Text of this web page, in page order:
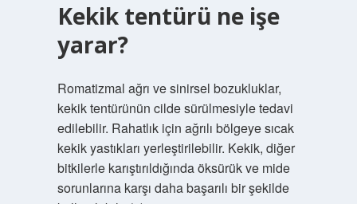
Kekik tentürü ne işe
yarar?
Romatizmal ağrı ve sinirsel bozukluklar,
kekik tentürünün cilde sürülmesiyle tedavi
edilebilir. Rahatlık için ağrılı bölgeye sıcak
kekik yastıkları yerleştirilebilir. Kekik, diğer
bitkilerle karıştırıldığında öksürük ve mide
sorunlarına karşı daha başarılı bir şekilde